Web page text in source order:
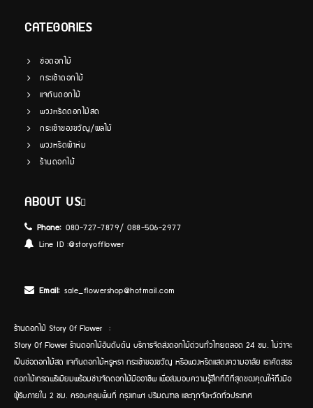
CATEGORIES
ช่อดอกไม้
กระเช้าดอกไม้
แจกันดอกไม้
พวงหรีดดอกไม้สด
กระเช้าของขวัญ/ผลไม้
พวงหรีดผ้าห่ม
ร้านดอกไม้
ABOUT US
Phone:080-727-7879/ 088-506-2977
Line ID :@storyofflower
Email: sale_flowershop@hotmail.com
ร้านดอกไม้ Story Of Flower :
Story Of Flower ร้านดอกไม้อันดับต้น บริการจัดส่งดอกไม้ด่วนทั่วไทยตลอด 24 ชม. ไม่ว่าจะ
เป็นช่อดอกไม้สด แจกันดอกไม้หรูหรา กระเช้าของขวัญ หรือพวงหรีดแสดงความอาลัย เราคัดสรร
ดอกไม้เกรดพรีเมียมพร้อมช่างจัดดอกไม้มืออาชีพ เพื่อส่งมอบความรู้สึกที่ดีที่สุดของคุณให้ถึงมือ
ผู้รับภายใน 2 ชม. ครอบคลุมพื้นที่ กรุงเทพฯ ปริมณฑล และทุกจังหวัดทั่วประเทศ